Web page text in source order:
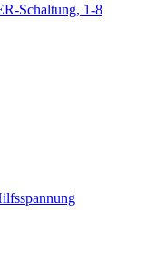
Schaltung, 1-8